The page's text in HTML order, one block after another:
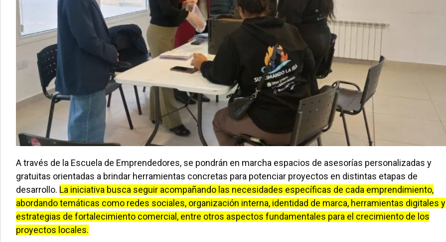
A través de la Escuela de Emprendedores, se pondrán en marcha espacios de asesorías personalizadas y
gratuitas orientadas a brindar herramientas concretas para potenciar proyectos en distintas etapas de
desarrollo. La iniciativa busca seguir acompañando las necesidades específicas de cada emprendimiento,
abordando temáticas como redes sociales, organización interna, identidad de marca, herramientas digitales y
estrategias de fortalecimiento comercial, entre otros aspectos fundamentales para el crecimiento de los
proyectos locales.